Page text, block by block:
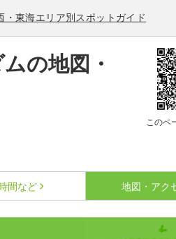
東海エリア別スポットガイド
の地図・
このペ
間など 地図・アク